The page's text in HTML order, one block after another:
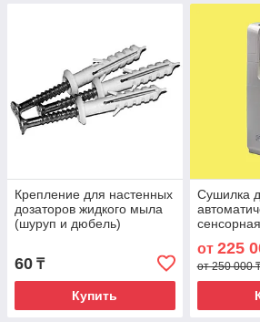
Крепление для настенных
дозаторов жидкого мыла
(шуруп и дюбель)
60 ₸
Купить
Сушилка
сенсорная
Blade
цвет. MD-
от 225
от 250 000